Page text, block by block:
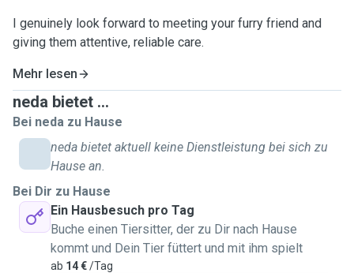
I genuinely look forward to meeting your furry friend and
giving them attentive, reliable care.
Mehr lesen
neda bietet ...
Bei neda zu Hause
neda bietet aktuell keine Dienstleistung bei sich zu
Hause an.
Bei Dir zu Hause
Ein Hausbesuch pro Tag
Buche einen Tiersitter, der zu Dir nach Hause
kommt und Dein Tier füttert und mit ihm spielt
ab 14 €/Tag